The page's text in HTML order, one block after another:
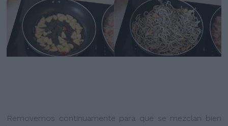
Removemos continuamente para que se mezclan bien